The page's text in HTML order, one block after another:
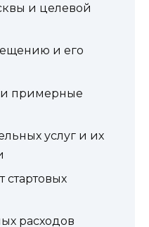
и целевой
и его
примерные
услуг и их
стартовых
расходов